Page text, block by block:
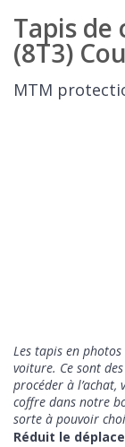
Tapis de
(8T3)
MTM
Les tapis en
voiture. Ce sont
procéder à l’achat,
coffre dans notre
sorte à pouvoir
Réduit le